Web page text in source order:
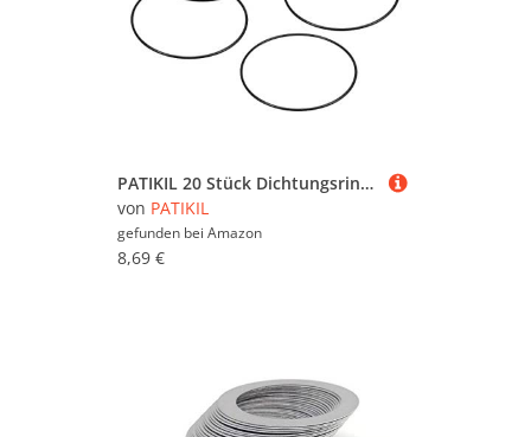
PATIKIL 20 Stück Dichtungsringe O-Ringe Gummidichtung 105mm AD 100mm ID 2.65mm Breite Nitrilgummi Unterlegscheibe Dichtungssatz Gummischeiben für Wasserhahn Autoreparatur Schwarz
von PATIKIL
gefunden bei Amazon
8,69 €